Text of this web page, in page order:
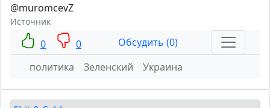
@muromcevZ
Источник
0 0
Обсудить (0)
политика
Зеленский Украина